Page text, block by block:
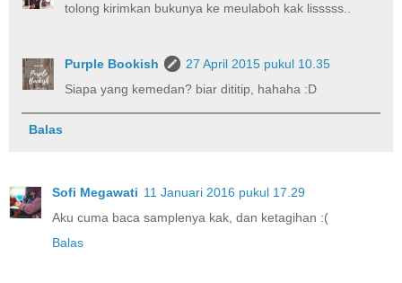
tolong kirimkan bukunya ke meulaboh kak lisssss..
Purple Bookish
27 April 2015 pukul 10.35
Siapa yang kemedan? biar dititip, hahaha :D
Balas
Sofi Megawati 11 Januari 2016 pukul 17.29
Aku cuma baca samplenya kak, dan ketagihan :(
Balas